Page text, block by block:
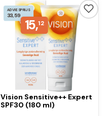
ADVIESPRIJS
33,59
15,12
Vision Sensitive++ Expert
SPF30 (180 ml)